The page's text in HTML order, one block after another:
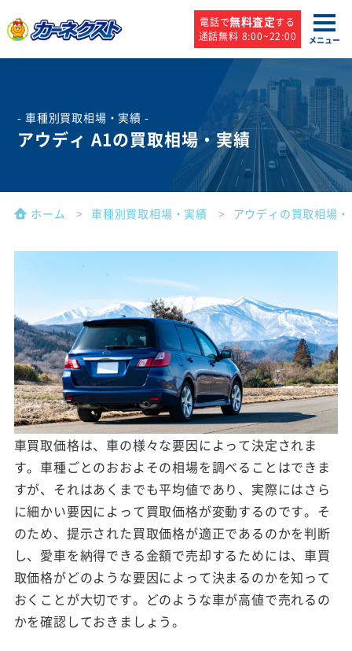
電話で無料査定する
通話無料 8:00~22:00
メニュー
- 車種別買取相場・実績 -
アウディ A1の買取相場・実績
ホーム 車種別買取相場・実績 アウディの買取相場
車買取価格は、車の様々な要因によって決定されま
す。車種ごとのおおよその相場を調べることはできま
すが、それはあくまでも平均値であり、実際にはさら
に細かい要因によって買取価格が変動するのです。そ
のため、提示された買取価格が適正であるのかを判断
し、愛車を納得できる金額で売却するためには、車買
取価格がどのような要因によって決まるのかを知って
おくことが大切です。どのような車が高値で売れるの
かを確認しておきましょう。